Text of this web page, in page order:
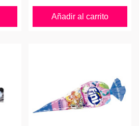
Añadir al carrito